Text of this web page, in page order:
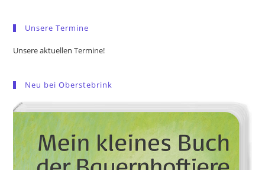
Unsere Termine
Unsere aktuellen Termine!
Neu bei Oberstebrink